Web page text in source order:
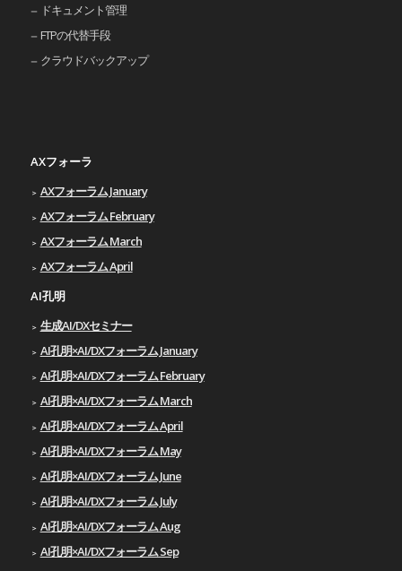
ドキュメント管理
FTPの代替手段
クラウドバックアップ
AXフォーラ
AXフォーラム January
AXフォーラム February
AXフォーラム March
AXフォーラム April
AI孔明
生成AI/DXセミナー
AI孔明×AI/DXフォーラム January
AI孔明×AI/DXフォーラム February
AI孔明×AI/DXフォーラム March
AI孔明×AI/DXフォーラム April
AI孔明×AI/DXフォーラム May
AI孔明×AI/DXフォーラム June
AI孔明×AI/DXフォーラム July
AI孔明×AI/DXフォーラム Aug
AI孔明×AI/DXフォーラム Sep